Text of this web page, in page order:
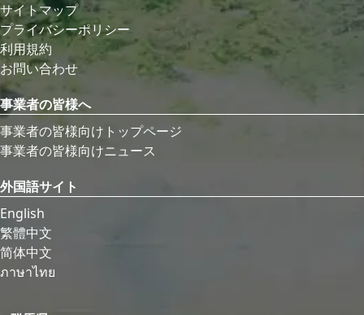
サイトマップ
プライバシーポリシー
利用規約
お問い合わせ
事業者の皆様へ
事業者の皆様向けトップページ
事業者の皆様向けニュース
外国語サイト
English
繁體中文
简体中文
ภาษาไทย